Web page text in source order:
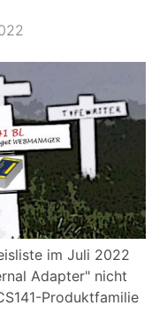
im Juli 2022
Adapter" nicht
Produktfamilie